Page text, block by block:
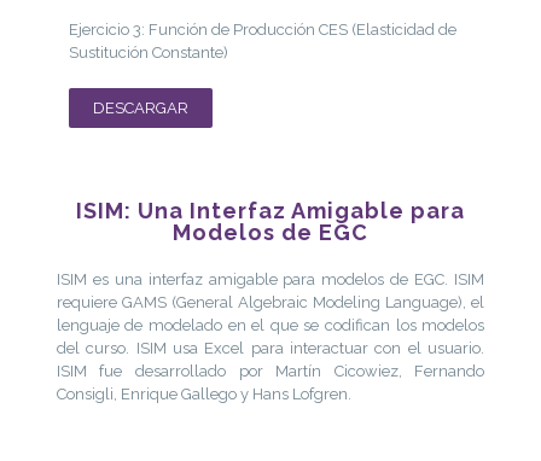
Ejercicio 3: Función de Producción CES (Elasticidad de
Sustitución Constante)
DESCARGAR
ISIM: Una Interfaz Amigable para
Modelos de EGC
ISIM es una interfaz amigable para modelos de EGC. ISIM
requiere GAMS (General Algebraic Modeling Language), el
lenguaje de modelado en el que se codifican los modelos
del curso. ISIM usa Excel para interactuar con el usuario.
ISIM fue desarrollado por Martín Cicowiez, Fernando
Consigli, Enrique Gallego y Hans Lofgren.